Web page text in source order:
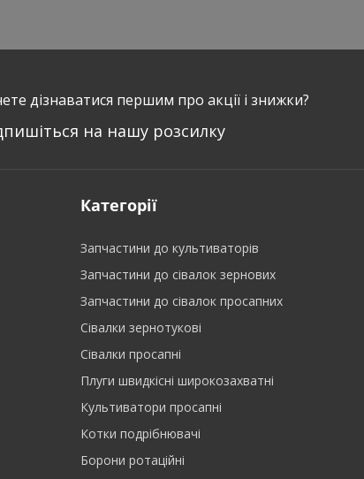
дізнаватися першим про акції і знижки?
на нашу розсилку
Категорії
Запчастини до культиваторів
Запчастини до сівалок зернових
Запчастини до сівалок просапних
Сівалки зернотукові
Сівалки просапні
Плуги швидкісні широкозахватні
Культиватори просапні
Котки подрібнювачі
Борони ротаційні